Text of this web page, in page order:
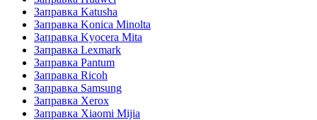
Заправка Katusha
Заправка Konica Minolta
Заправка Kyocera Mita
Заправка Lexmark
Заправка Pantum
Заправка Ricoh
Заправка Samsung
Заправка Xerox
Заправка Xiaomi Mijia